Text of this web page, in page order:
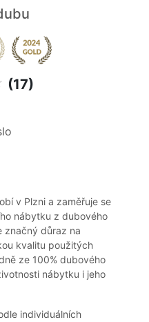
(17)
v Plzni a zaměřuje se
nábytku z dubového
značný důraz na
kvalitu použitých
ze 100% dubového
nábytku i jeho
individuálních